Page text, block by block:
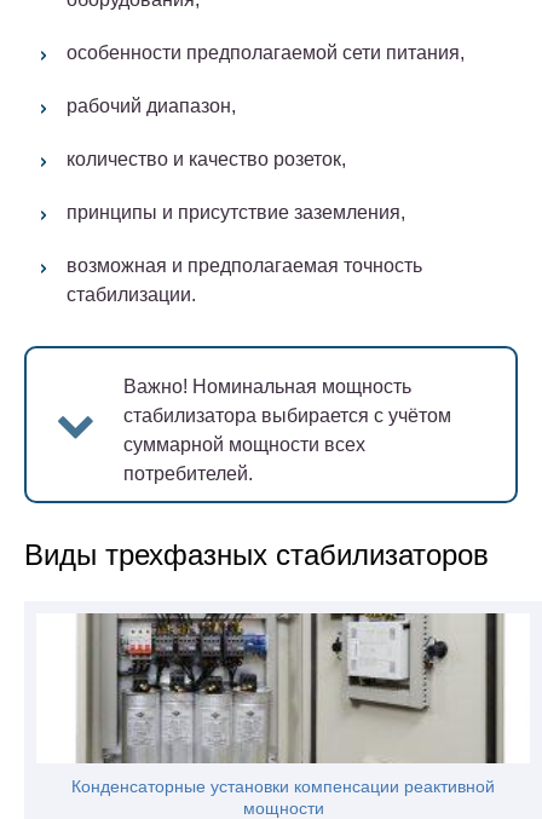
особенности предполагаемой сети питания,
рабочий диапазон,
количество и качество розеток,
принципы и присутствие заземления,
возможная и предполагаемая точность
стабилизации.
Важно! Номинальная мощность
стабилизатора выбирается с учётом
суммарной мощности всех
потребителей.
Виды трехфазных стабилизаторов
Конденсаторные установки компенсации реактивной
мощности